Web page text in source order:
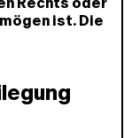
Rechts oder
ist. Die